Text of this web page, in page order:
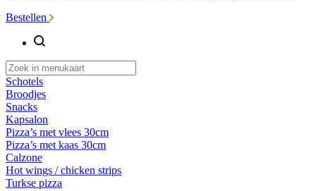
Bestellen
Schotels
Broodjes
Snacks
Kapsalon
Pizza’s met vlees 30cm
Pizza’s met kaas 30cm
Calzone
Hot wings / chicken strips
Turkse pizza